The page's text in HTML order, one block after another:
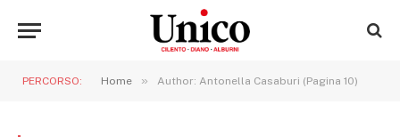
PERCORSO: Home » Author: Antonella Casaburi (Pagina 10)